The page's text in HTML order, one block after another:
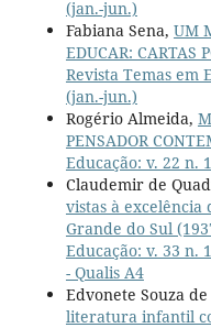
(jan.-jun.)
Fabiana Sena, UM
EDUCAR: CARTAS
Revista Temas em
(jan.-jun.)
Rogério Almeida,
PENSADOR
Educação: v. 22 n.
Claudemir de
vistas à excelência
Grande do Sul
Educação: v. 33 n.
- Qualis A4
Edvonete Souza
literatura infantil